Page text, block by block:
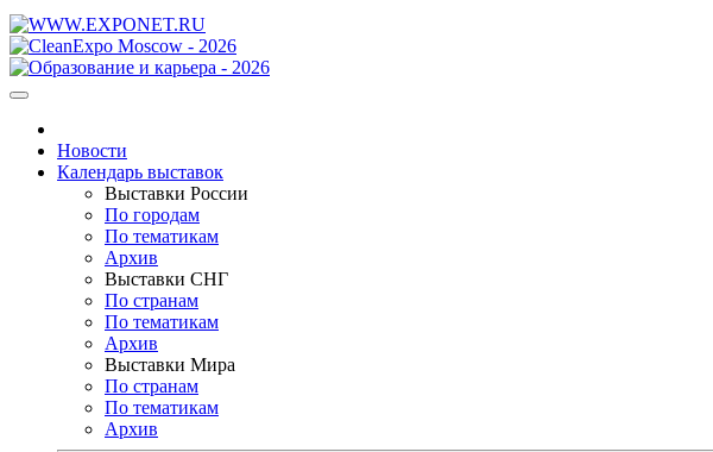
Новости
Календарь выставок
Выставки России
По городам
По тематикам
Архив
Выставки СНГ
По странам
По тематикам
Архив
Выставки Мира
По странам
По тематикам
Архив